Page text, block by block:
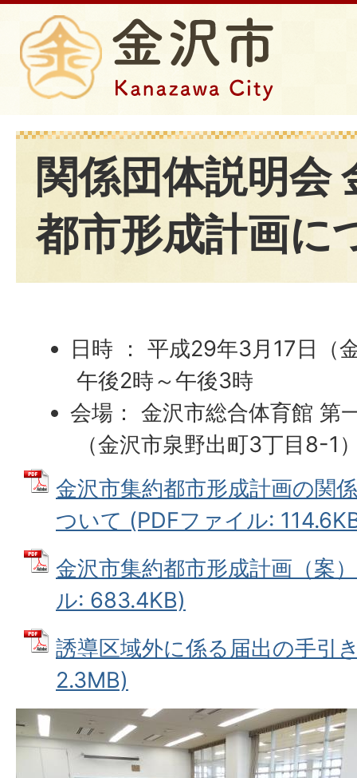
関係団体説明会
都市形成計画に
日時 ： 平成29年3月17日（
午後2時～午後3時
会場： 金沢市総合体育館 第
（金沢市泉野出町3丁目8-1
金沢市集約都市形成計画の関
ついて (PDFファイル:
金沢市集約都市形成計画（案
ル: 683.4KB)
誘導区域外に係る届出の手引
2.3MB)